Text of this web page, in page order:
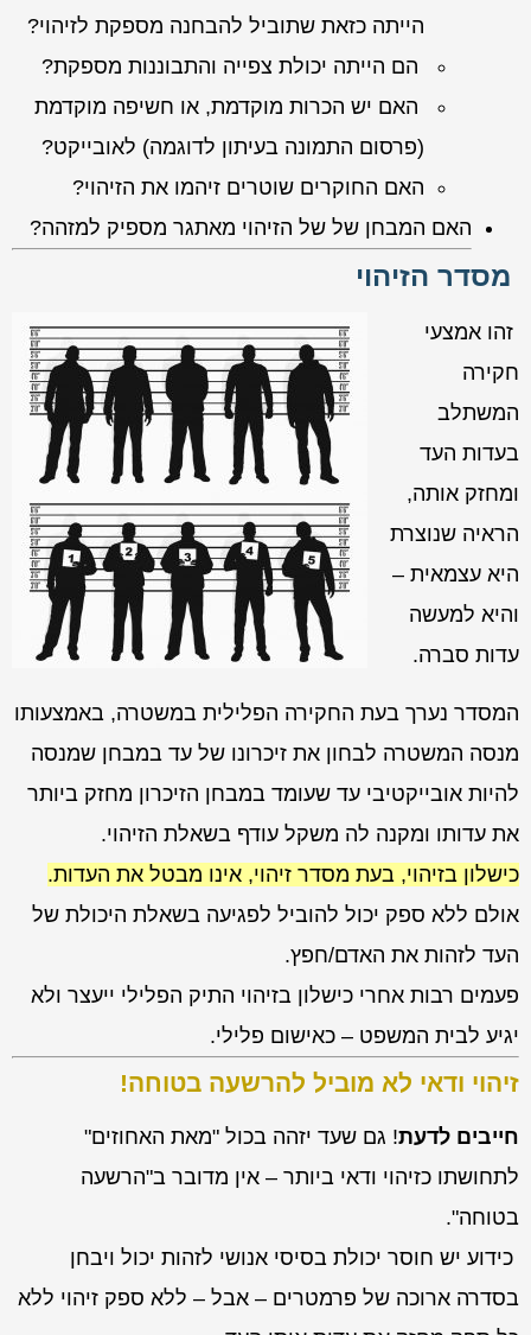
הייתה כזאת שתוביל להבחנה מספקת לזיהוי?
הם הייתה יכולת צפייה והתבוננות מספקת?
האם יש הכרות מוקדמת, או חשיפה מוקדמת
(פרסום התמונה בעיתון לדוגמה) לאובייקט?
האם החוקרים שוטרים זיהמו את הזיהוי?
האם המבחן של של הזיהוי מאתגר מספיק למזהה?
מסדר הזיהוי
זהו אמצעי
חקירה
המשתלב
בעדות העד
ומחזק אותה,
הראיה שנוצרת
היא עצמאית –
והיא למעשה
עדות סברה.
המסדר נערך בעת החקירה הפלילית במשטרה, באמצעותו
מנסה המשטרה לבחון את זיכרונו של עד במבחן שמנסה
להיות אובייקטיבי עד שעומד במבחן הזיכרון מחזק ביותר
את עדותו ומקנה לה משקל עודף בשאלת הזיהוי.
כישלון בזיהוי, בעת מסדר זיהוי, אינו מבטל את העדות.
אולם ללא ספק יכול להוביל לפגיעה בשאלת היכולת של
העד לזהות את האדם/חפץ.
פעמים רבות אחרי כישלון בזיהוי התיק הפלילי ייעצר ולא
יגיע לבית המשפט – כאישום פלילי.
זיהוי ודאי לא מוביל להרשעה בטוחה!
חייבים לדעת! גם שעד יזהה בכול "מאת האחוזים"
לתחושתו כזיהוי ודאי ביותר – אין מדובר ב"הרשעה
בטוחה".
כידוע יש חוסר יכולת בסיסי אנושי לזהות יכול ויבחן
בסדרה ארוכה של פרמטרים – אבל – ללא ספק זיהוי ללא